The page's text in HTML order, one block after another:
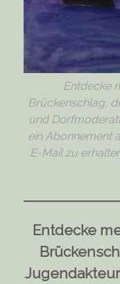
Entdecke
Brückenschlag,
und
ein Abonnement
E-Mail zu
Entdecke